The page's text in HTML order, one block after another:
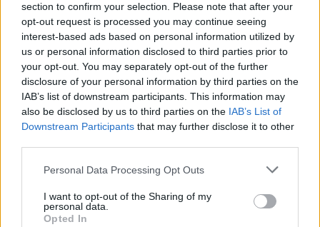
section to confirm your selection. Please note that after your
opt-out request is processed you may continue seeing
interest-based ads based on personal information utilized by
us or personal information disclosed to third parties prior to
your opt-out. You may separately opt-out of the further
disclosure of your personal information by third parties on the
IAB’s list of downstream participants. This information may
also be disclosed by us to third parties on the IAB’s List of
Downstream Participants that may further disclose it to other
Personal Data Processing Opt Outs
I want to opt-out of the Sharing of my
personal data.
Opted In
0,65€/kWh
14,3
Pöchlarn, Freibad Rechenstr.
Rechenstraße 9
0,65
14,3
Pöchlarn, Freibad Rechenstr.
Rechenstraße 9
0,65€/kWh
Pöchlarn, Freibad Rechenstr.
0,49
Ybbs/Donau, HOFER Bahnhofstr.
Bahnhofstraße 26 -